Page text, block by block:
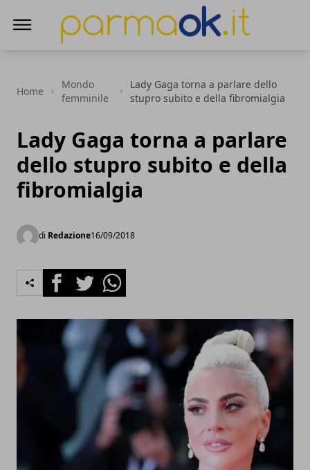
Home
Mondo
femminile
Lady Gaga torna a parlare dello
stupro subito e della fibromialgia
Lady Gaga torna a parlare
dello stupro subito e della
fibromialgia
di Redazione16/09/2018
FacebookTwitterWhatsapp